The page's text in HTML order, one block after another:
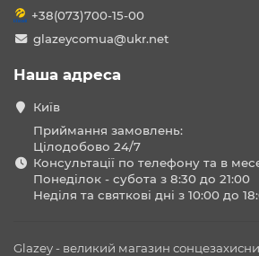
+38(073)700-15-00
glazeycomua@ukr.net
Наша адреса
Київ
Приймання замовлень:
Цілодобово 24/7
Консультації по телефону та в
Понеділок - субота з 8:30 до 21:00
Неділя та святкові дні з 10:00 до
Glazey - великий магазин